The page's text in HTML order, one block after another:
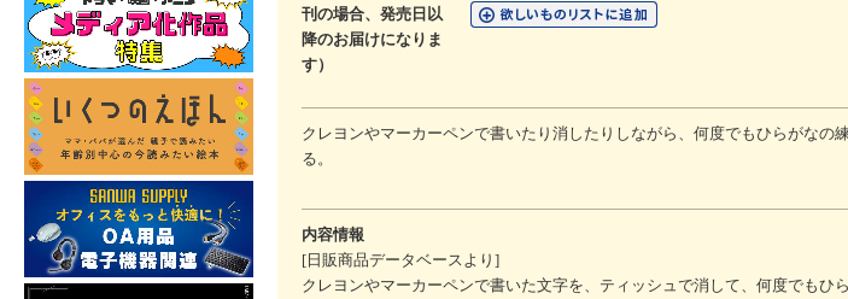
刊の場合、発売日以
降のお届けになりま
す）
クレヨンやマーカーペンで書いたり消したりしながら、何度でもひらがなの
る。
内容情報
[日販商品データベースより]
クレヨンやマーカーペンで書いた文字を、ティッシュで消して、何度でもひ